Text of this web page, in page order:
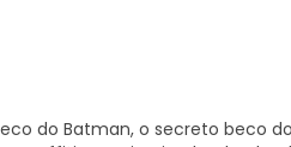
do Batman, o secreto beco